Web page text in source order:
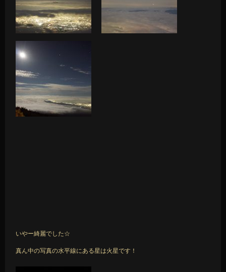
いやー綺麗でした☆
真ん中の写真の水平線にある星は火星です！